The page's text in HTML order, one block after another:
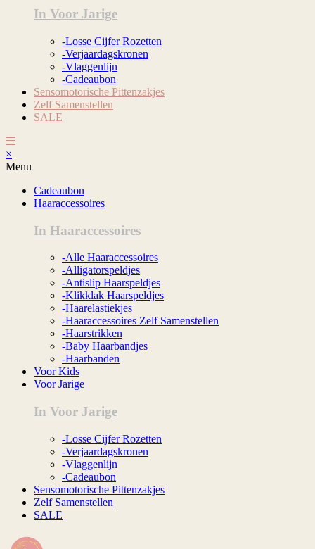
In Voor Jarige
-Losse Cijfer Rozetten
-Verjaardagskronen
-Vlaggenlijn
-Cadeaubon
Sensomotorische Pittenzakjes
Zelf Samenstellen
SALE
×
Menu
Cadeaubon
Haaraccessoires
In Haaraccessoires
-Alle Haaraccessoires
-Alligatorspeldjes
-Antislip Haarspeldjes
-Klikklak Haarspeldjes
-Haarelastiekjes
-Haaraccessoires Zelf Samenstellen
-Haarstrikken
-Baby Haarbandjes
-Haarbanden
Voor Kids
Voor Jarige
In Voor Jarige
-Losse Cijfer Rozetten
-Verjaardagskronen
-Vlaggenlijn
-Cadeaubon
Sensomotorische Pittenzakjes
Zelf Samenstellen
SALE